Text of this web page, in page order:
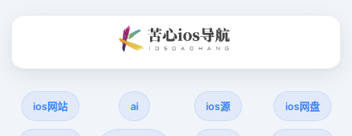
ios网站 ai ios源 ios网盘